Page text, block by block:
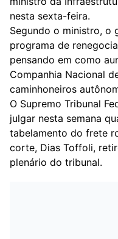
nesta sexta-feira.
Segundo o ministro, o
programa de
pensando em como
Companhia Nacional
caminhoneiros
O Supremo Tribunal
julgar nesta semana
tabelamento do frete
corte, Dias Toffoli,
plenário do tribunal.